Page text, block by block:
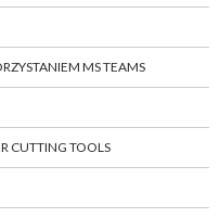
MS TEAMS
CUTTING TOOLS